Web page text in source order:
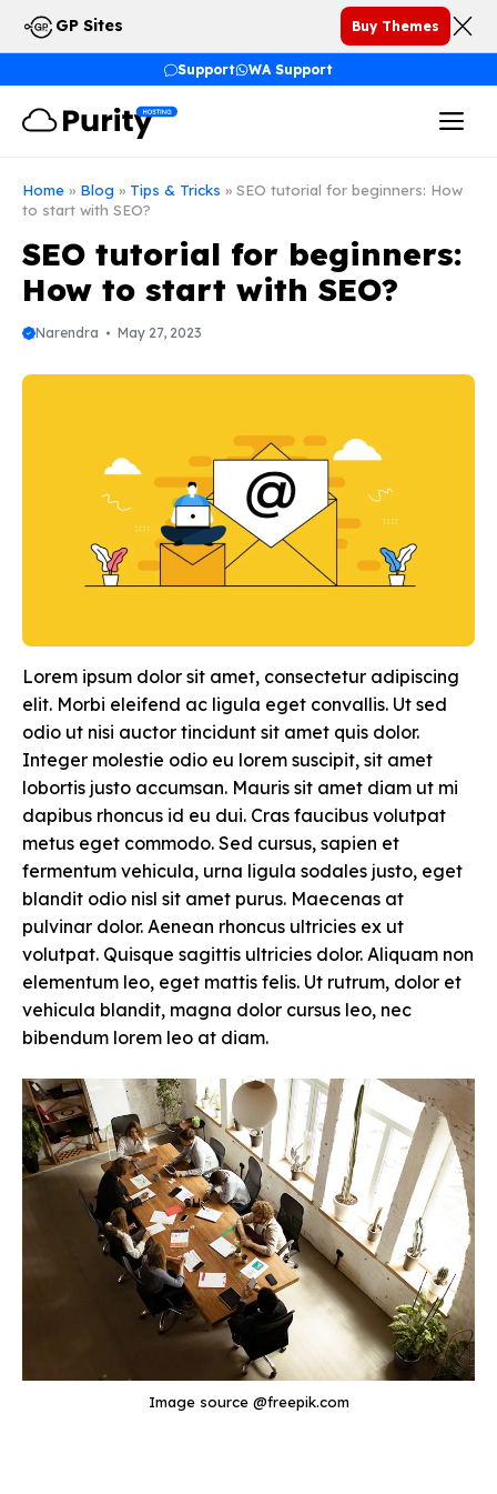
Skip
GP Sites Buy Themes
Support WA Support
Home » Blog » Tips & Tricks » SEO tutorial for beginners: How
to start with SEO?
SEO tutorial for beginners:
How to start with SEO?
Narendra May 27, 2023
Lorem ipsum dolor sit amet, consectetur adipiscing
elit. Morbi eleifend ac ligula eget convallis. Ut sed
odio ut nisi auctor tincidunt sit amet quis dolor.
Integer molestie odio eu lorem suscipit, sit amet
lobortis justo accumsan. Mauris sit amet diam ut mi
dapibus rhoncus id eu dui. Cras faucibus volutpat
metus eget commodo. Sed cursus, sapien et
fermentum vehicula, urna ligula sodales justo, eget
blandit odio nisl sit amet purus. Maecenas at
pulvinar dolor. Aenean rhoncus ultricies ex ut
volutpat. Quisque sagittis ultricies dolor. Aliquam non
elementum leo, eget mattis felis. Ut rutrum, dolor et
vehicula blandit, magna dolor cursus leo, nec
bibendum lorem leo at diam.
Image source @freepik.com